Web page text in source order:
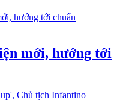
mới, hướng tới